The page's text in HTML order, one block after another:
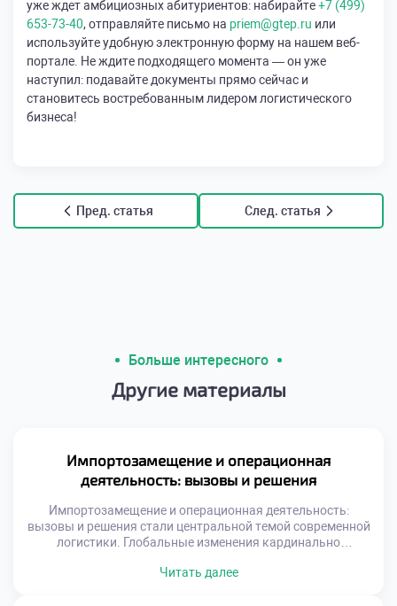
уже ждет амбициозных абитуриентов: набирайте+7 (499)
653-73-40, отправляйте письмо на priem@gtep.ru или
используйте удобную электронную форму на нашем веб-
портале. Не ждите подходящего момента — он уже
наступил: подавайте документы прямо сейчас и
становитесь востребованным лидером логистического
бизнеса!
Пред. статья След. статья
Больше интересного
Другие материалы
Импортозамещение и операционная
деятельность: вызовы и решения
Импортозамещение и операционная деятельность:
вызовы и решения стали центральной темой современной
логистики. Глобальные изменения кардинально
ресурсов. Специалистам приходится выстраивать новые
Читать далее